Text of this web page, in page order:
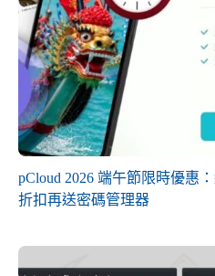
pCloud 2026 端午節限時優惠
折扣再送密碼管理器